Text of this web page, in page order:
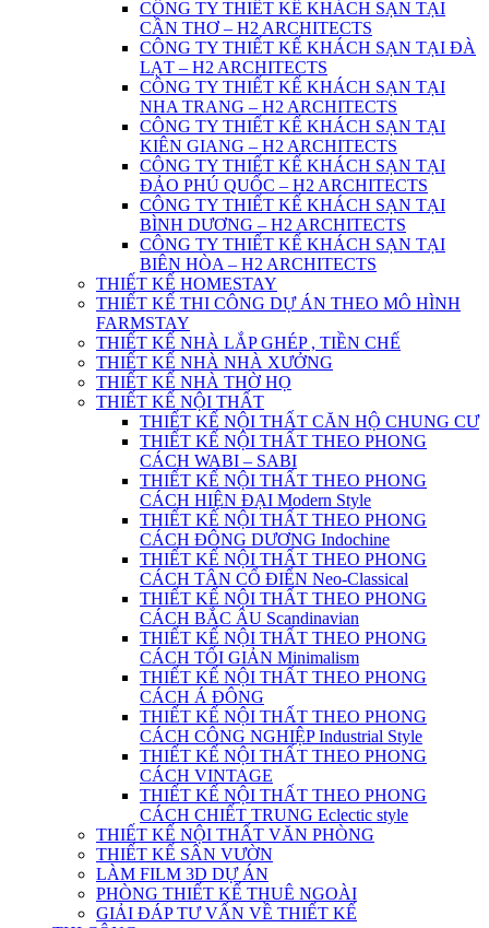
CÔNG TY THIẾT KẾ KHÁCH SẠN TẠI
CẦN THƠ – H2 ARCHITECTS
CÔNG TY THIẾT KẾ KHÁCH SẠN TẠI ĐÀ
LẠT – H2 ARCHITECTS
CÔNG TY THIẾT KẾ KHÁCH SẠN TẠI
NHA TRANG – H2 ARCHITECTS
CÔNG TY THIẾT KẾ KHÁCH SẠN TẠI
KIÊN GIANG – H2 ARCHITECTS
CÔNG TY THIẾT KẾ KHÁCH SẠN TẠI
ĐẢO PHÚ QUỐC – H2 ARCHITECTS
CÔNG TY THIẾT KẾ KHÁCH SẠN TẠI
BÌNH DƯƠNG – H2 ARCHITECTS
CÔNG TY THIẾT KẾ KHÁCH SẠN TẠI
BIÊN HÒA – H2 ARCHITECTS
THIẾT KẾ HOMESTAY
THIẾT KẾ THI CÔNG DỰ ÁN THEO MÔ HÌNH
FARMSTAY
THIẾT KẾ NHÀ LẮP GHÉP , TIỀN CHẾ
THIẾT KẾ NHÀ NHÀ XƯỞNG
THIẾT KẾ NHÀ THỜ HỌ
THIẾT KẾ NỘI THẤT
THIẾT KẾ NỘI THẤT CĂN HỘ CHUNG CƯ
THIẾT KẾ NỘI THẤT THEO PHONG
CÁCH WABI – SABI
THIẾT KẾ NỘI THẤT THEO PHONG
CÁCH HIỆN ĐẠI Modern Style
THIẾT KẾ NỘI THẤT THEO PHONG
CÁCH ĐÔNG DƯƠNG Indochine
THIẾT KẾ NỘI THẤT THEO PHONG
CÁCH TÂN CỔ ĐIỂN Neo-Classical
THIẾT KẾ NỘI THẤT THEO PHONG
CÁCH BẮC ÂU Scandinavian
THIẾT KẾ NỘI THẤT THEO PHONG
CÁCH TỐI GIẢN Minimalism
THIẾT KẾ NỘI THẤT THEO PHONG
CÁCH Á ĐÔNG
THIẾT KẾ NỘI THẤT THEO PHONG
CÁCH CÔNG NGHIỆP Industrial Style
THIẾT KẾ NỘI THẤT THEO PHONG
CÁCH VINTAGE
THIẾT KẾ NỘI THẤT THEO PHONG
CÁCH CHIẾT TRUNG Eclectic style
THIẾT KẾ NỘI THẤT VĂN PHÒNG
THIẾT KẾ SÂN VƯỜN
LÀM FILM 3D DỰ ÁN
PHÒNG THIẾT KẾ THUÊ NGOÀI
GIẢI ĐÁP TƯ VẤN VỀ THIẾT KẾ